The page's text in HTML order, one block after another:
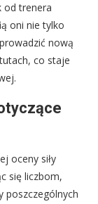
od trenera
oni nie tylko
nową
co staje
oceny siły
się liczbom,
poszczególnych